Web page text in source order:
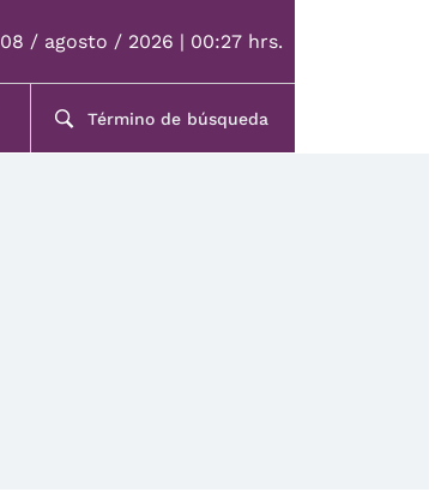
08 / agosto / 2026 | 00:27 hrs.